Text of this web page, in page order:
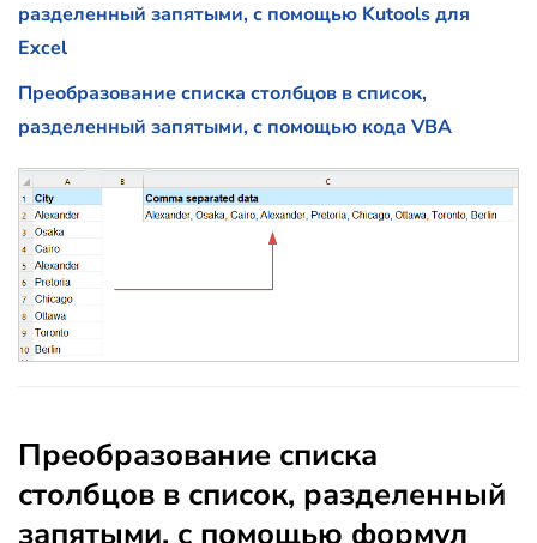
разделенный запятыми, с помощью Kutools для
Excel
Преобразование списка столбцов в список,
разделенный запятыми, с помощью кода VBA
Преобразование списка
столбцов в список, разделенный
запятыми, с помощью формул